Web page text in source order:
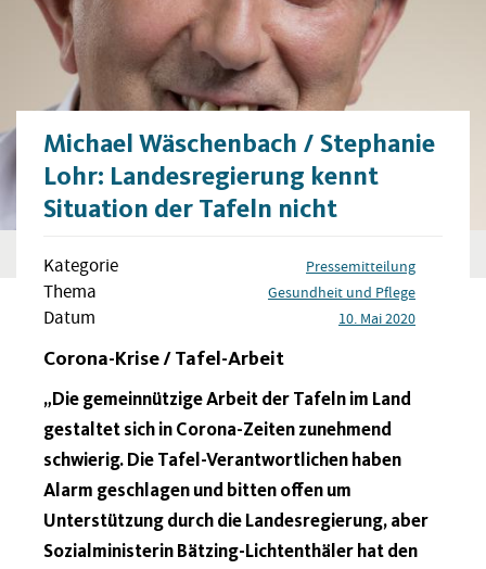
Michael Wäschenbach / Stephanie
Lohr: Landesregierung kennt
Situation der Tafeln nicht
Kategorie Pressemitteilung
Thema Gesundheit und Pflege
Datum 10. Mai 2020
Corona-Krise / Tafel-Arbeit
„Die gemeinnützige Arbeit der Tafeln im Land
gestaltet sich in Corona-Zeiten zunehmend
schwierig. Die Tafel-Verantwortlichen haben
Alarm geschlagen und bitten offen um
Unterstützung durch die Landesregierung, aber
Sozialministerin Bätzing-Lichtenthäler hat den